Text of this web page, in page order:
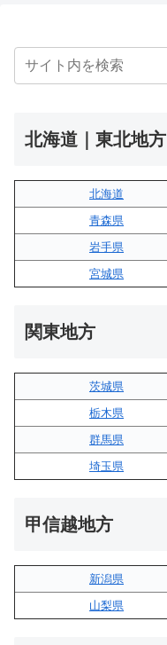
北海道｜東北地方
北海道
青森県
岩手県
宮城県
関東地方
茨城県
栃木県
群馬県
埼玉県
甲信越地方
新潟県
山梨県